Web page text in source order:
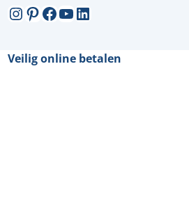
Instagram
Pinterest
Facebook
YouTube
LinkedIn
Veilig online betalen